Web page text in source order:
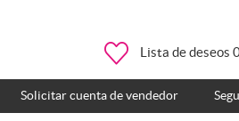
Lista de deseos
Solicitar cuenta de vendedor